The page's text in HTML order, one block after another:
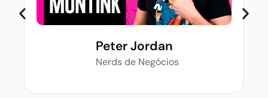
Peter Jordan
Nerds de Negócios